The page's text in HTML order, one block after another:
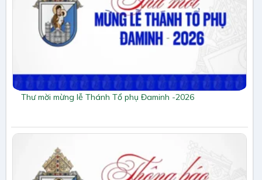
Thư mời mừng lễ Thánh Tổ phụ Đaminh -2026